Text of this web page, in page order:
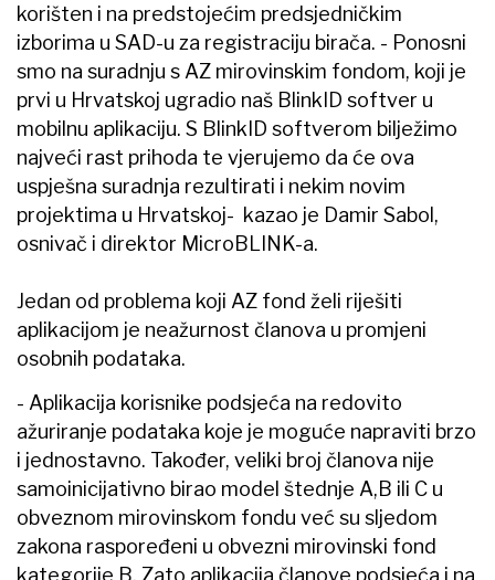
korišten i na predstojećim predsjedničkim
izborima u SAD-u za registraciju birača. - Ponosni
smo na suradnju s AZ mirovinskim fondom, koji je
prvi u Hrvatskoj ugradio naš BlinkID softver u
mobilnu aplikaciju. S BlinkID softverom bilježimo
najveći rast prihoda te vjerujemo da će ova
uspješna suradnja rezultirati i nekim novim
projektima u Hrvatskoj- kazao je Damir Sabol,
osnivač i direktor MicroBLINK-a.
Jedan od problema koji AZ fond želi riješiti
aplikacijom je neažurnost članova u promjeni
osobnih podataka.
- Aplikacija korisnike podsjeća na redovito
ažuriranje podataka koje je moguće napraviti brzo
i jednostavno. Također, veliki broj članova nije
samoinicijativno birao model štednje A,B ili C u
obveznom mirovinskom fondu već su sljedom
zakona raspoređeni u obvezni mirovinski fond
kategorije B. Zato aplikacija članove podsjeća i na